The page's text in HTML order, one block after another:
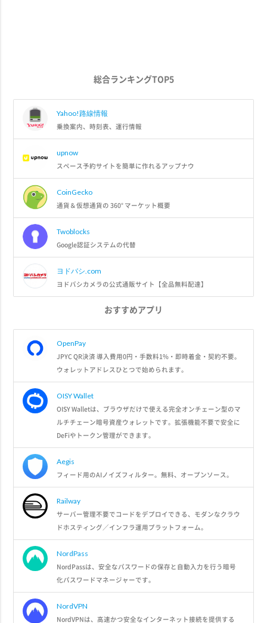
総合ランキングTOP5
Yahoo!路線情報
乗換案内、時刻表、運行情報
upnow
スペース予約サイトを簡単に作れるアップナウ
CoinGecko
通貨＆仮想通貨の 360° マーケット概要
Twoblocks
Google認証システムの代替
ヨドバシ.com
ヨドバシカメラの公式通販サイト【全品無料配達】
おすすめアプリ
OpenPay
JPYC QR決済 導入費用0円・手数料1%・即時着金・契約不要。
ウォレットアドレスひとつで始められます。
OISY Wallet
OISY Walletは、ブラウザだけで使える完全オンチェーン型のマ
ルチチェーン暗号資産ウォレットです。拡張機能不要で安全に
DeFiやトークン管理ができます。
Aegis
フィード用のAIノイズフィルター。無料、オープンソース。
Railway
サーバー管理不要でコードをデプロイできる、モダンなクラウ
ドホスティング／インフラ運用プラットフォーム。
NordPass
NordPassは、安全なパスワードの保存と自動入力を行う暗号
化パスワードマネージャーです。
NordVPN
NordVPNは、高速かつ安全なインターネット接続を提供する